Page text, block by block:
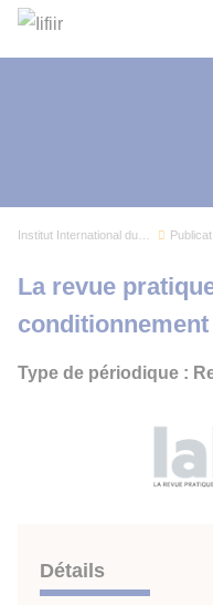
La revue
Type de périodique :
Détails